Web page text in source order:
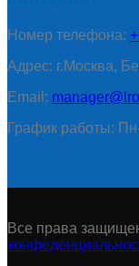
Номер телефона:
Адрес: г.Москва,
Email:
График работы:
Все права